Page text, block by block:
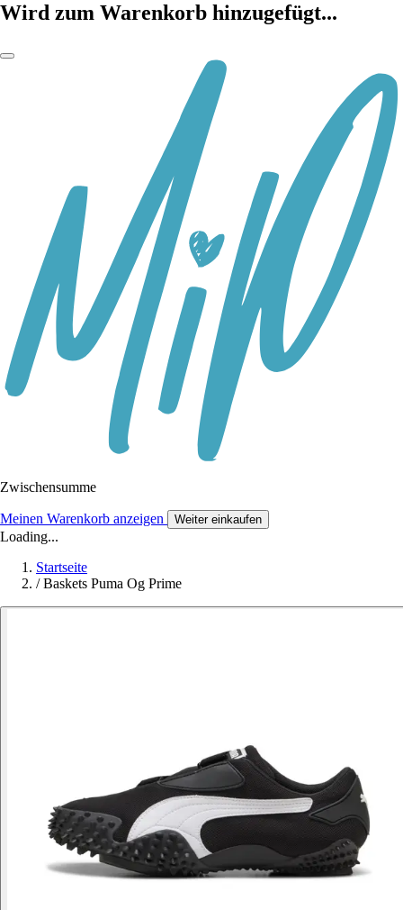
Wird zum Warenkorb hinzugefügt...
Zwischensumme
Meinen Warenkorb anzeigen Weiter einkaufen
Loading...
Startseite
/ Baskets Puma Og Prime